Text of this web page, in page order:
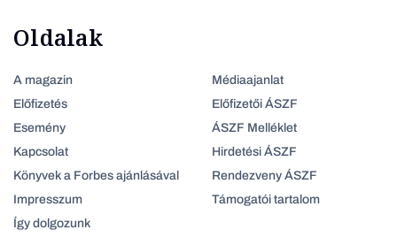
Oldalak
A magazin
Előfizetés
Esemény
Kapcsolat
Könyvek a Forbes ajánlásával
Impresszum
Így dolgozunk
Médiaajanlat
Előfizetői ÁSZF
ÁSZF Melléklet
Hirdetési ÁSZF
Rendezveny ÁSZF
Támogatói tartalom